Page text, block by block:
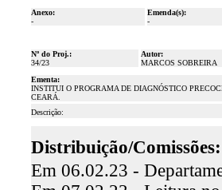
Anexo:
-
Emenda(s):
-
Nº do Proj.:
34/23
Autor:
MARCOS SOBREIRA
Ementa:
INSTITUI O PROGRAMA DE DIAGNÓSTICO
CEARÁ.
Descrição:
Distribuição/Comissões:
Em 06.02.23 -